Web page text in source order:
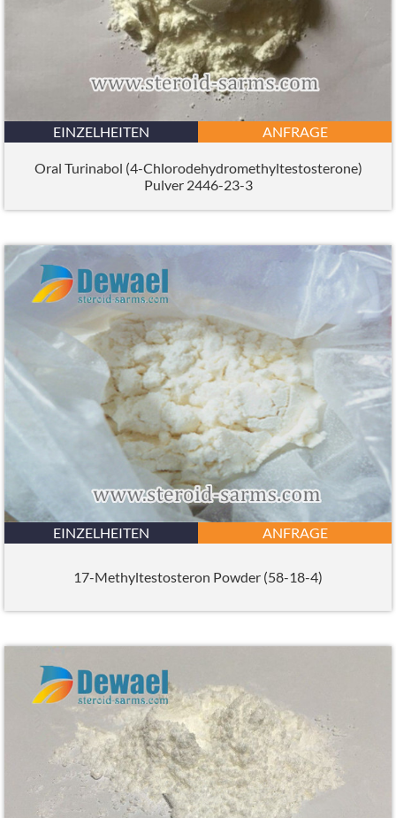
EINZELHEITEN ANFRAGE
Oral Turinabol (4-Chlorodehydromethyltestosterone)
Pulver 2446-23-3
EINZELHEITEN ANFRAGE
17-Methyltestosteron Powder (58-18-4)